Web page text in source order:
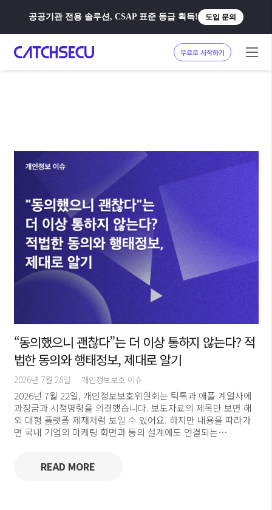
공공기관 전용 솔루션, CSAP 표준 등급 획득! 도입 문의
무료로 시작하기
“동의했으니 괜찮다”는 더 이상 통하지 않는다? 적
법한 동의와 행태정보, 제대로 알기
2026년 7월 28일 개인정보보호 이슈
2026년 7월 22일, 개인정보보호위원회는 틱톡과 애플 계열사에
과징금과 시정명령을 의결했습니다. 보도자료의 제목만 보면 해
외 대형 플랫폼 제재처럼 보일 수 있어요. 하지만 내용을 따라가
면 국내 기업의 마케팅 화면과 동의 설계에도 연결되는…
READ MORE